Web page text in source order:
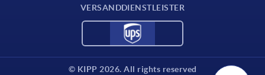
VERSANDDIENSTLEISTER
© KIPP 2026. All rights reserved